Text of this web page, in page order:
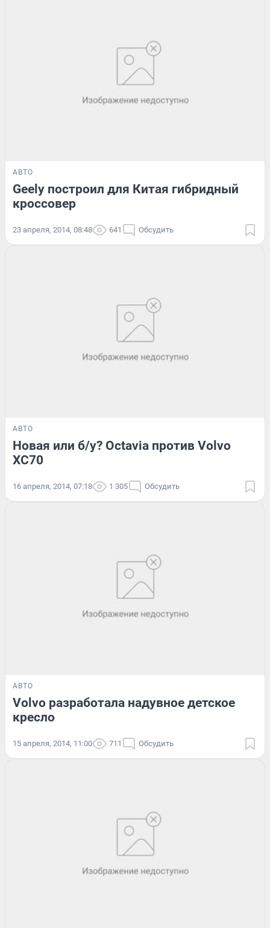
АВТО
Geely построил для Китая гибридный
кроссовер
23 апреля, 2014, 08:48 641 Обсудить
АВТО
Новая или б/у? Octavia против Volvo
XC70
16 апреля, 2014, 07:18 1 305 Обсудить
АВТО
Volvo разработала надувное детское
кресло
15 апреля, 2014, 11:00 711 Обсудить